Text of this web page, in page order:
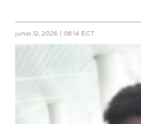
junio 12, 2026 | 08:14 ECT